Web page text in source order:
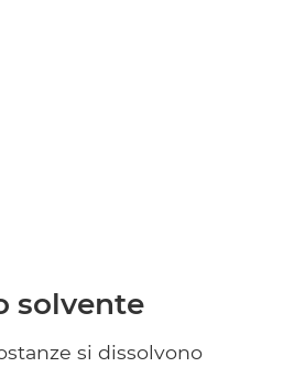
solvente
si dissolvono